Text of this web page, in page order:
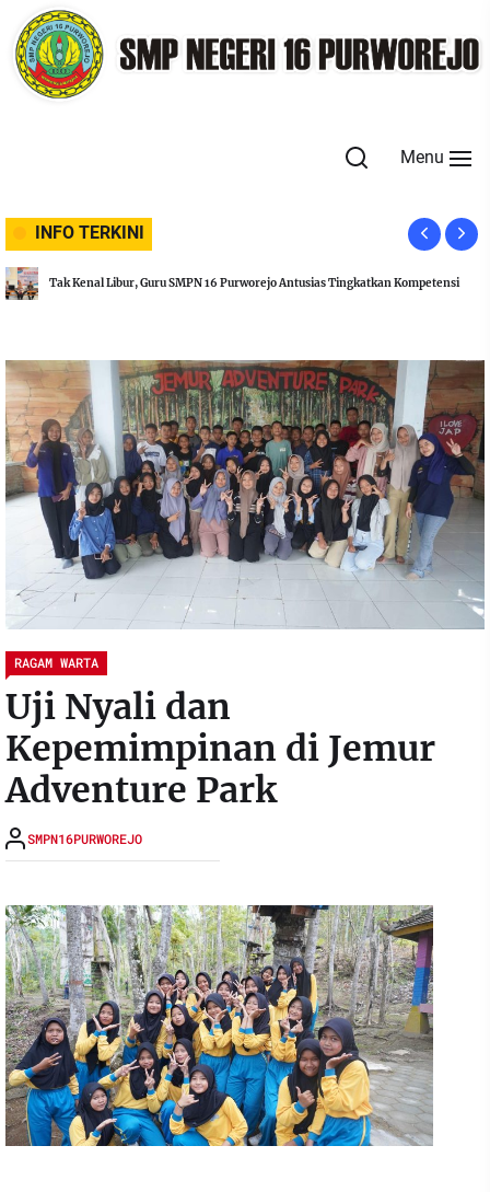
the
content
Menu
INFO TERKINI
Rayakan Idul Adha, SMPN 16 Purworejo Laksanakan Penyembelihan Hewan
Kurban
RAGAM WARTA
Uji Nyali dan
Kepemimpinan di Jemur
Adventure Park
SMPN16PURWOREJO